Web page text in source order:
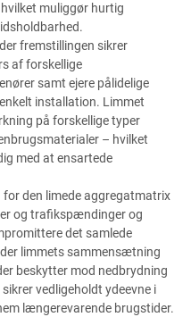
muliggør hurtig
fremstillingen sikrer
af forskellige
samt ejere pålidelige
installation. Limmet
på forskellige typer
– hvilket
med at ensartede
den limede aggregatmatrix
og trafikspændinger og
det samlede
limmets sammensætning
beskytter mod nedbrydning
vedligeholdt ydeevne i
længerevarende brugstider.